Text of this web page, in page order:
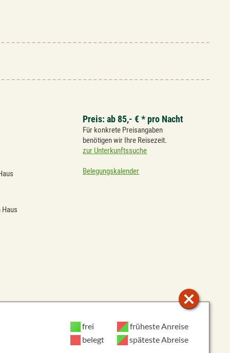
Preis: ab 85,- € * pro Nacht
Für konkrete Preisangaben
benötigen wir Ihre Reisezeit.
zur Unterkunftssuche
Belegungskalender